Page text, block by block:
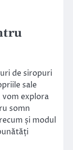
de siropuri
sale
vom explora
somn
și modul